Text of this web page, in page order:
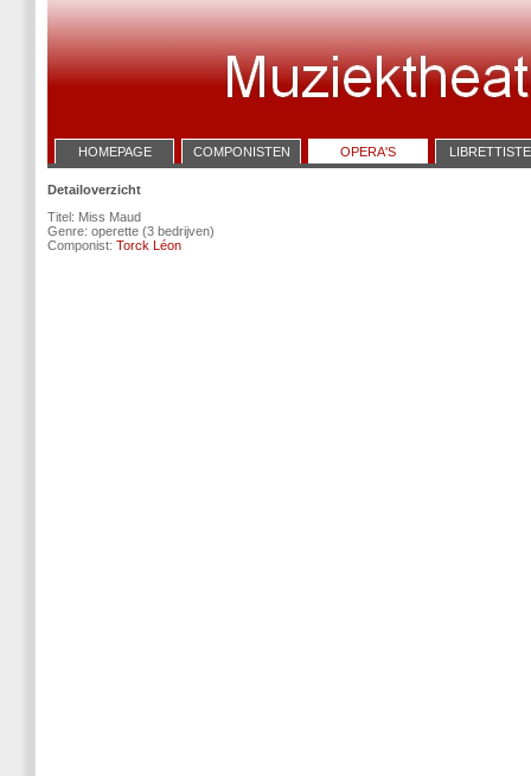
HOMEPAGE COMPONISTEN OPERA'S
Detailoverzicht
Titel: Miss Maud
Genre: operette (3 bedrijven)
Componist: Torck Léon